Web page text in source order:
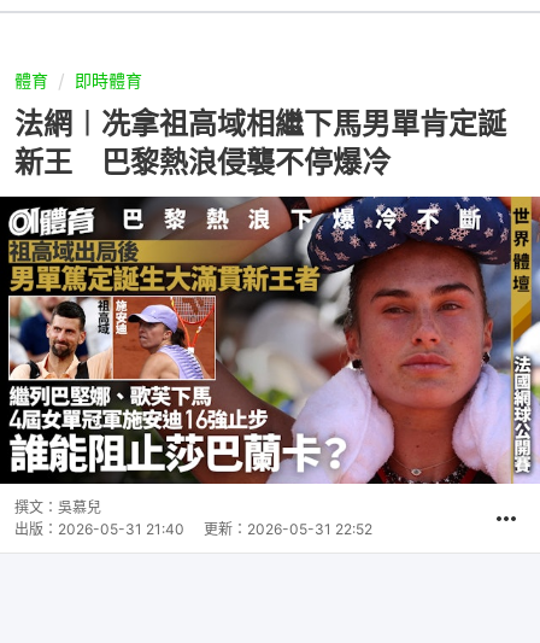
體育 即時體育
法網︱冼拿祖高域相繼下馬男單肯定誕
新王 巴黎熱浪侵襲不停爆冷
撰文： 吳慕兒
出版： 2026-05-31 21:40 更新： 2026-05-31 22:52